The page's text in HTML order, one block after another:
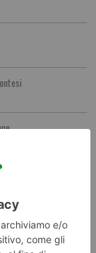
pannolini”